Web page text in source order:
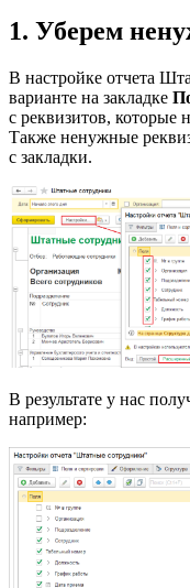
1. Уберем
В настройке отчета
варианте на закладке
с реквизитов, которые
Также ненужные
с закладки.
В результате у нас
например: